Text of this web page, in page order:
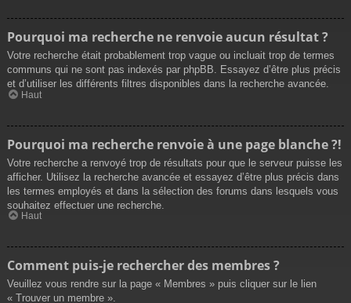
Pourquoi ma recherche ne renvoie aucun résultat ?
Votre recherche était probablement trop vague ou incluait trop de termes
communs qui ne sont pas indexés par phpBB. Essayez d’être plus précis
et d’utiliser les différents filtres disponibles dans la recherche avancée.
Haut
Pourquoi ma recherche renvoie à une page blanche ?!
Votre recherche a renvoyé trop de résultats pour que le serveur puisse les
afficher. Utilisez la recherche avancée et essayez d’être plus précis dans
les termes employés et dans la sélection des forums dans lesquels vous
souhaitez effectuer une recherche.
Haut
Comment puis-je rechercher des membres ?
Veuillez vous rendre sur la page « Membres » puis cliquer sur le lien
« Trouver un membre ».